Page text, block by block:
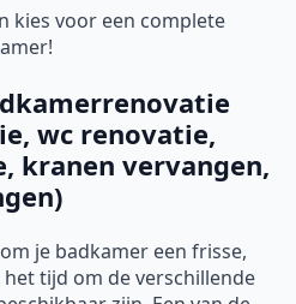
kies voor een complete
wc renovatie,
kranen vervangen,
je badkamer een frisse,
tijd om de verschillende